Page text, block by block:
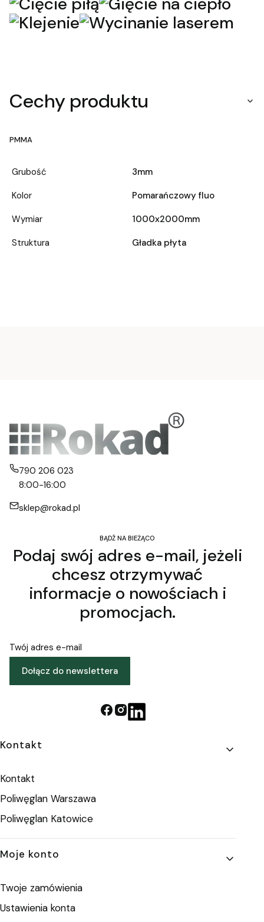
Cechy produktu
PMMA
Grubość
3mm
Kolor
Pomarańczowy fluo
Wymiar
1000x2000mm
Struktura
Gładka płyta
790 206 023
8:00-16:00
sklep@rokad.pl
BĄDŹ NA BIEŻĄCO
Podaj swój adres e-mail, jeżeli
chcesz otrzymywać
informacje o nowościach i
promocjach.
Twój adres e-mail
Dołącz do newslettera
Linki w stopce
Kontakt
Kontakt
Poliwęglan Warszawa
Poliwęglan Katowice
Moje konto
Twoje zamówienia
Ustawienia konta